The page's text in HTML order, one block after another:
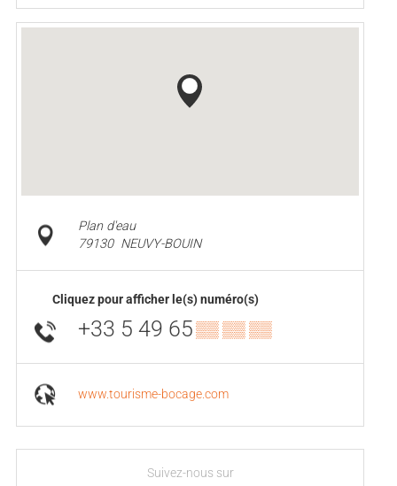
Plan d'eau
79130 NEUVY-BOUIN
Cliquez pour afficher le(s) numéro(s)
+33 5 49 65▒▒ ▒▒ ▒▒
www.tourisme-bocage.com
Suivez-nous sur